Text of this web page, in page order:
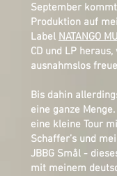
September
Produktion auf
Label NATANGO
CD und LP
ausnahmslos
Bis dahin
eine ganze
eine kleine Tour
Schaffer’s und
JBBG Smål -
mit meinem